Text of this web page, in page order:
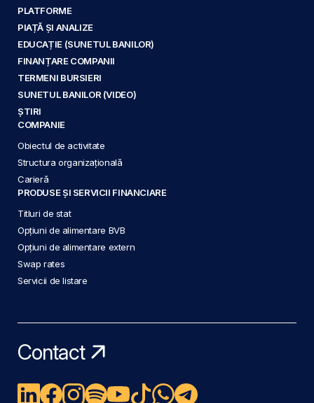
PLATFORME
PIAȚĂ ȘI ANALIZE
EDUCAȚIE (SUNETUL BANILOR)
FINANȚARE COMPANII
TERMENI BURSIERI
SUNETUL BANILOR (VIDEO)
ȘTIRI
COMPANIE
Obiectul de activitate
Structura organizațională
Carieră
PRODUSE ȘI SERVICII FINANCIARE
Titluri de stat
Opțiuni de alimentare BVB
Opțiuni de alimentare extern
Swap rates
Servicii de listare
Contact